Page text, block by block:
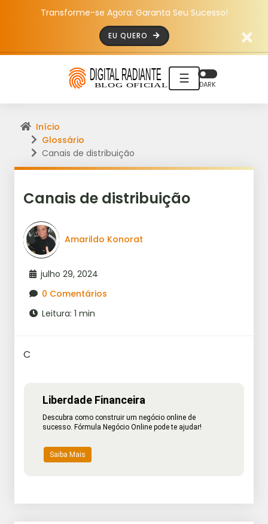
Transforme-se Agora: Garanta Seu Sucesso!
EU QUERO
☰ DARK
Início
Glossário
Canais de distribuição
Canais de distribuição
Amarildo Konorat
julho 29, 2024
0 Comentários
Leitura: 1 min
C
Liberdade Financeira
Descubra como construir um negócio online de
sucesso. Fórmula Negócio Online pode te ajudar!
Saiba Mais